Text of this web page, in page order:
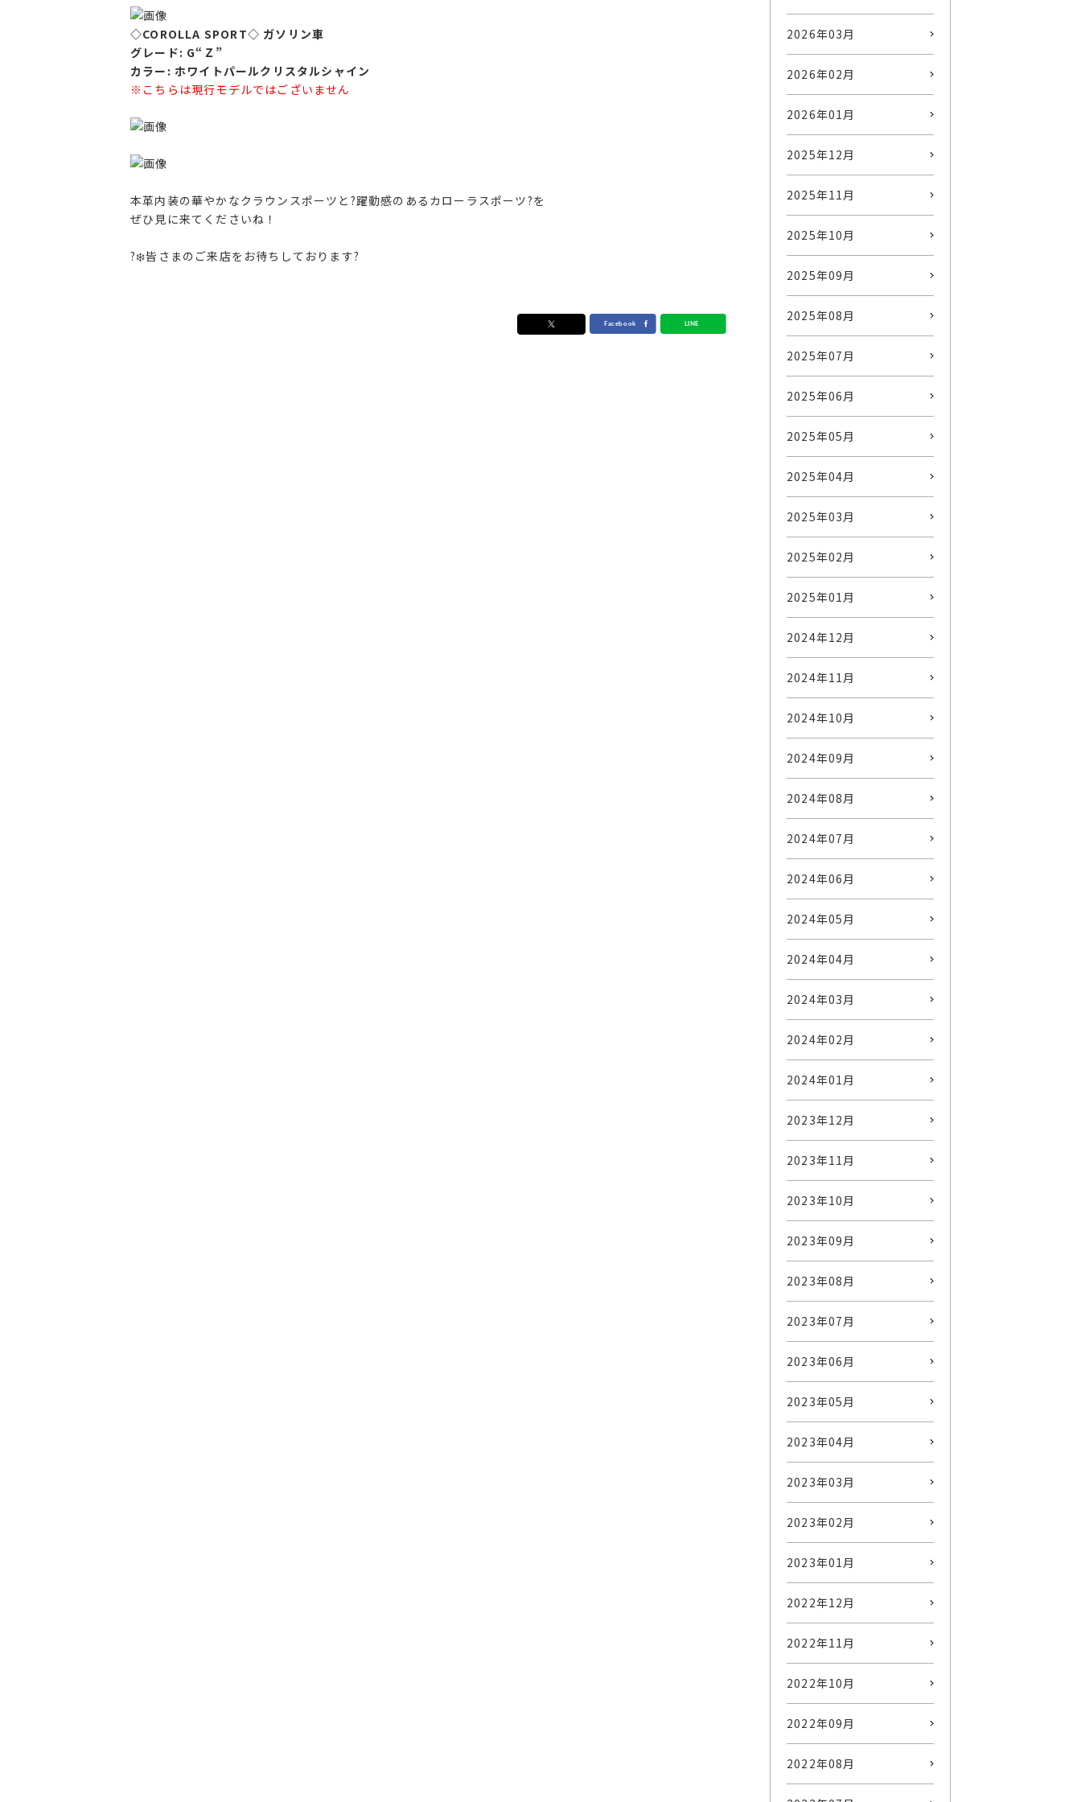
◇COROLLA SPORT◇ ガソリン車
グレード: G“Ｚ”
カラー: ホワイトパールクリスタルシャイン
※こちらは現行モデルではございません
本革内装の華やかなクラウンスポーツと?躍動感のあるカローラスポーツ?を
ぜひ見に来てくださいね！
?‍❄️皆さまのご来店をお待ちしております?
2026年03月
2026年02月
2026年01月
2025年12月
2025年11月
2025年10月
2025年09月
2025年08月
2025年07月
2025年06月
2025年05月
2025年04月
2025年03月
2025年02月
2025年01月
2024年12月
2024年11月
2024年10月
2024年09月
2024年08月
2024年07月
2024年06月
2024年05月
2024年04月
2024年03月
2024年02月
2024年01月
2023年12月
2023年11月
2023年10月
2023年09月
2023年08月
2023年07月
2023年06月
2023年05月
2023年04月
2023年03月
2023年02月
2023年01月
2022年12月
2022年11月
2022年10月
2022年09月
2022年08月